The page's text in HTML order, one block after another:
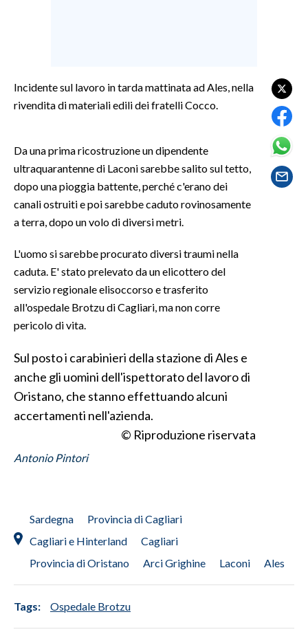
SPETTACOLI
SALUTE
SARDEGNA TURISMO
NOTIZIE
#CARAUNIONE
INSULARITÀ
INFO AZIENDE
ANNUNCI
SPIAGGE
STORE
Incidente sul lavoro in tarda mattinata ad Ales, nella
rivendita di materiali edili dei fratelli Cocco.
Da una prima ricostruzione un dipendente
ultraquarantenne di Laconi sarebbe salito sul tetto,
dopo una pioggia battente, perché c'erano dei
canali ostruiti e poi sarebbe caduto rovinosamente
a terra, dopo un volo di diversi metri.
L'uomo si sarebbe procurato diversi traumi nella
caduta. E' stato prelevato da un elicottero del
servizio regionale elisoccorso e trasferito
all'ospedale Brotzu di Cagliari, ma non corre
pericolo di vita.
Sul posto i carabinieri della stazione di Ales e
anche gli uomini dell'ispettorato del lavoro di
Oristano, che stanno effettuando alcuni
accertamenti nell'azienda.
© Riproduzione riservata
Antonio Pintori
Sardegna
Provincia di Cagliari
Cagliari e Hinterland
Cagliari
Provincia di Oristano
Arci Grighine Laconi Ales
Tags: Ospedale Brotzu